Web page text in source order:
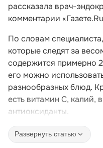
рассказала врач-
комментарии
По словам
которые следят за
содержится примерно
его можно
разнообразных блюд.
есть витамин C, калий,
антиоксиданты.
Развернуть статью